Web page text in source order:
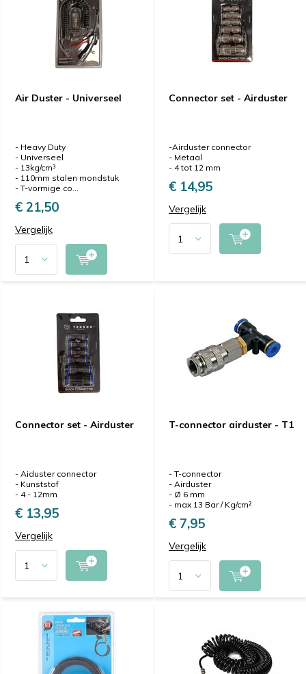
Air Duster - Universeel
- Heavy Duty
- Universeel
- 13kg/cm³
- 110mm stalen mondstuk
- T-vormige co...
€ 21,50
Vergelijk
Connector set - Airduster
-Airduster connector
- Metaal
- 4 tot 12 mm
€ 14,95
Vergelijk
Connector set - Airduster
- Aiduster connector
- Kunststof
- 4 - 12mm
€ 13,95
Vergelijk
T-connector airduster - T1
- T-connector
- Airduster
- Ø 6 mm
- max 13 Bar / Kg/cm²
€ 7,95
Vergelijk